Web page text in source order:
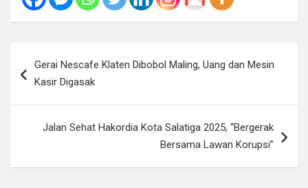
posGerai Nescafe Klaten Dibobol Maling, Uang dan Mesin
Kasir Digasak
Jalan Sehat Hakordia Kota Salatiga 2025, “Bergerak
Bersama Lawan Korupsi”